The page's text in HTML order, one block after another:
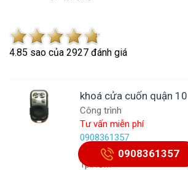
4.85 sao của 2927 đánh giá
khoá cửa cuốn quận 10
Công trình
Tư vấn miễn phí
0908361357
Làm chìa khóa cửa cuốn
Tp.HCM
0908361357